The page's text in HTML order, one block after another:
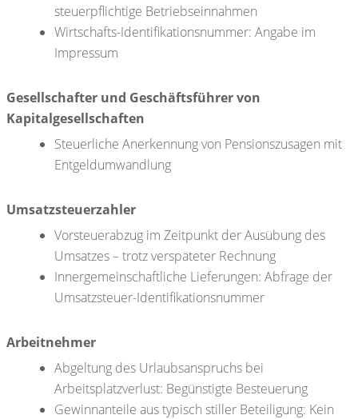
steuerpflichtige Betriebseinnahmen
Wirtschafts-Identifikationsnummer: Angabe im
Impressum
Gesellschafter und Geschäftsführer von
Kapitalgesellschaften
Steuerliche Anerkennung von Pensionszusagen mit
Entgeldumwandlung
Umsatzsteuerzahler
Vorsteuerabzug im Zeitpunkt der Ausübung des
Umsatzes – trotz verspäteter Rechnung
Innergemeinschaftliche Lieferungen: Abfrage der
Umsatzsteuer-Identifikationsnummer
Arbeitnehmer
Abgeltung des Urlaubsanspruchs bei
Arbeitsplatzverlust: Begünstigte Besteuerung
Gewinnanteile aus typisch stiller Beteiligung: Kein